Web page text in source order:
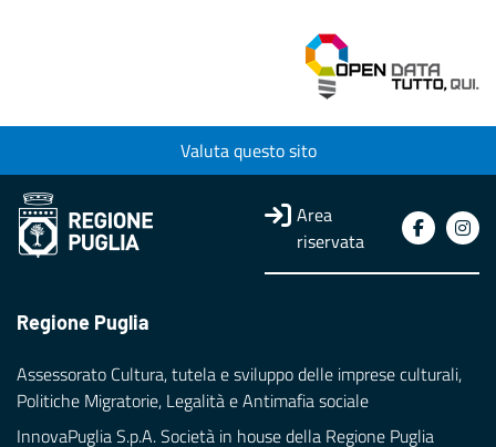
Valuta questo sito
Area
riservata
Regione Puglia
Assessorato Cultura, tutela e sviluppo delle imprese culturali,
Politiche Migratorie, Legalità e Antimafia sociale
InnovaPuglia S.p.A. Società in house della Regione Puglia